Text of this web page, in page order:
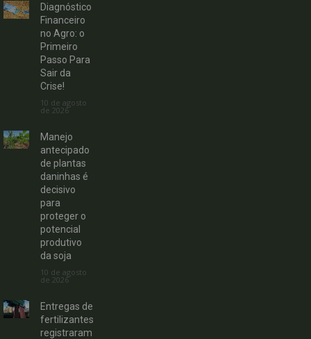
Diagnóstico
Financeiro
no Agro: o
Primeiro
Passo Para
Sair da
Crise!
10 de agosto
de 2026
Manejo
antecipado
de plantas
daninhas é
decisivo
para
proteger o
potencial
produtivo
da soja
10 de agosto
de 2026
Entregas de
fertilizantes
registraram